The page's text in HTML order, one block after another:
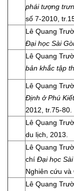
phái tượng
số 7-2010,
Lê Quang
Đại học Sài
Lê Quang
bản khắc tập
Lê Quang
Định ở Phú
2012, tr.75-80.
Lê Quang
du lịch, 2013.
Lê Quang
chí Đại học
Nghiên cứu và
Lê Quang